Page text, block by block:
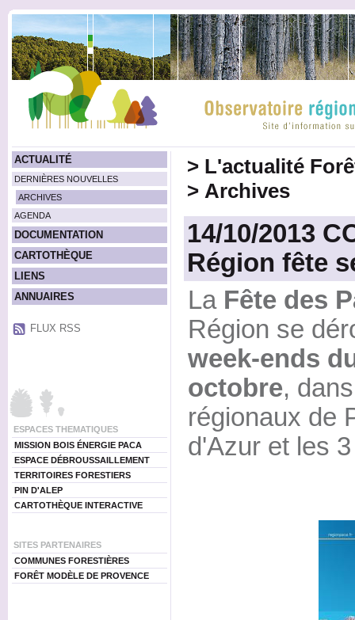
ACTUALITÉ
DERNIÈRES NOUVELLES
ARCHIVES
AGENDA
DOCUMENTATION
CARTOTHÈQUE
LIENS
ANNUAIRES
FLUX RSS
ESPACES THEMATIQUES
MISSION BOIS ÉNERGIE PACA
ESPACE DÉBROUSSAILLEMENT
TERRITOIRES FORESTIERS
PIN D'ALEP
CARTOTHÈQUE INTERACTIVE
SITES PARTENAIRES
COMMUNES FORESTIÈRES
FORÊT MODÈLE DE PROVENCE
> L'actualité
> Archives
14/10/2013
Région fête
La Fête des
Région se
week-ends
octobre,
régionaux de
d'Azur et les